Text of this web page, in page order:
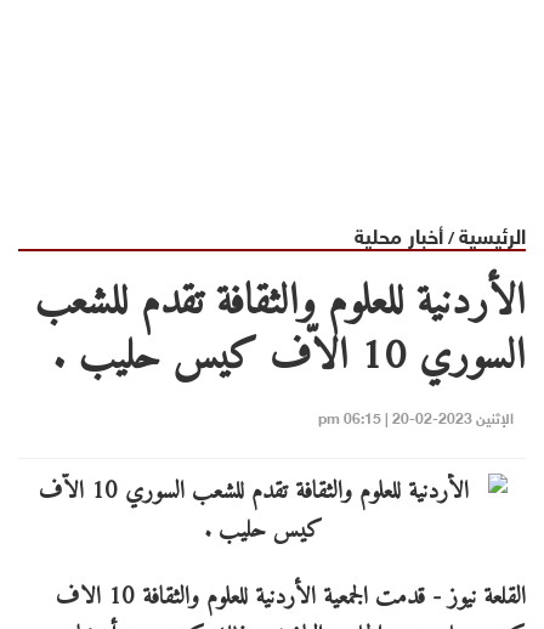
الرئيسية/أخبار محلية
الأردنية للعلوم والثقافة تقدم للشعب
السوري 10 الاّف كيس حليب .
الإثنين 2023-02-20 | 06:15 pm
القلعة نيوز - قدمت الجمعية الأردنية للعلوم والثقافة 10 الاف